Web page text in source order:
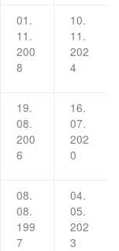
01.
11.
200
8
10.
11.
202
4
19.
08.
200
6
16.
07.
202
0
08.
08.
199
7
04.
05.
202
3